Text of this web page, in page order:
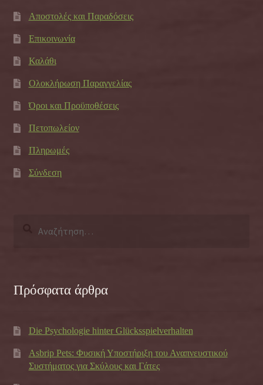
Αποστολές και Παραδόσεις
Επικοινωνία
Καλάθι
Ολοκλήρωση Παραγγελίας
Όροι και Προϋποθέσεις
Πετοπωλείον
Πληρωμές
Σύνδεση
Πρόσφατα άρθρα
Die Psychologie hinter Glücksspielverhalten
Asbrip Pets: Φυσική Υποστήριξη του Αναπνευστικού
Συστήματος για Σκύλους και Γάτες